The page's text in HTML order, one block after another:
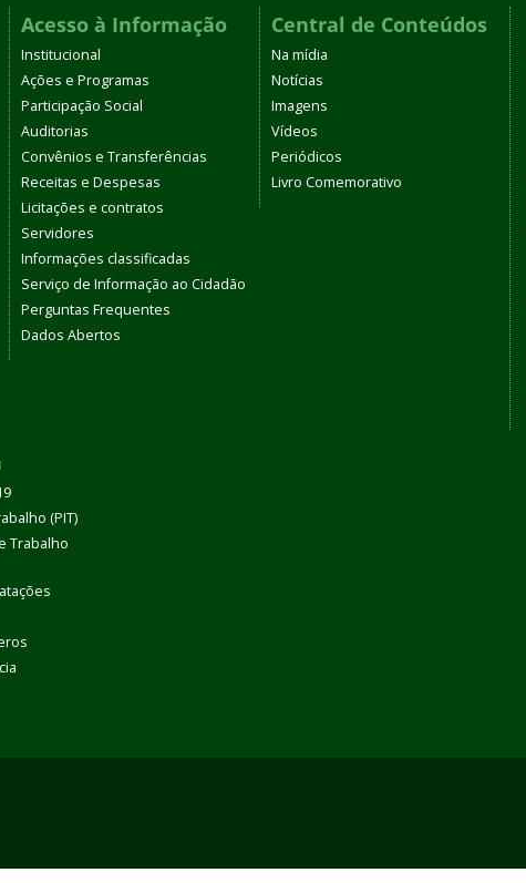
Acesso à Informação
Institucional
Ações e Programas
Participação Social
Auditorias
Convênios e Transferências
Receitas e Despesas
Licitações e contratos
Servidores
Informações classificadas
Serviço de Informação ao Cidadão
Perguntas Frequentes
Dados Abertos
Central de Conteúdos
Na mídia
Notícias
Imagens
Vídeos
Periódicos
Livro Comemorativo
(PIT)
Trabalho